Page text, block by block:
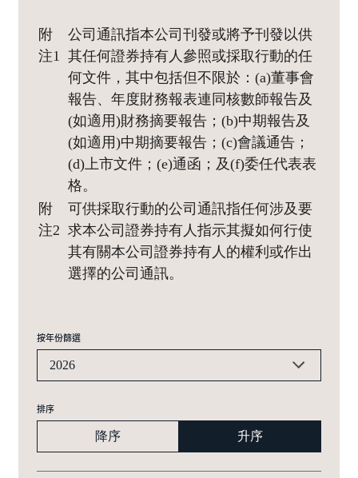
附
注1
公司通訊指本公司刊發或將予刊發以供
其任何證券持有人參照或採取行動的任
何文件，其中包括但不限於：(a)董事會
報告、年度財務報表連同核數師報告及
(如適用)財務摘要報告；(b)中期報告及
(如適用)中期摘要報告；(c)會議通告；
(d)上市文件；(e)通函；及(f)委任代表表
格。
附
注2
可供採取行動的公司通訊指任何涉及要
求本公司證券持有人指示其擬如何行使
其有關本公司證券持有人的權利或作出
選擇的公司通訊。
按年份篩選
2026
排序
降序 升序